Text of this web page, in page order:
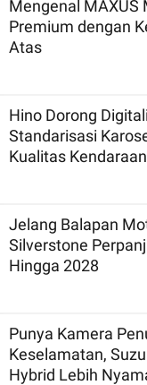
Mengenal MAXUS
Premium dengan
Atas
Hino Dorong
Standarisasi
Kualitas Kendaraan
Jelang Balapan
Silverstone
Hingga 2028
Punya Kamera
Keselamatan,
Hybrid Lebih